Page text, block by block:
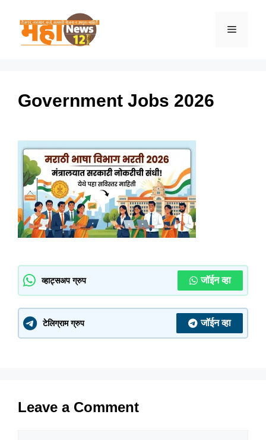
Menu
Government Jobs 2026
व्हाट्सअप ग्रुप जॉईन व्हा
टेलिग्राम ग्रुप जॉईन व्हा
Leave a Comment